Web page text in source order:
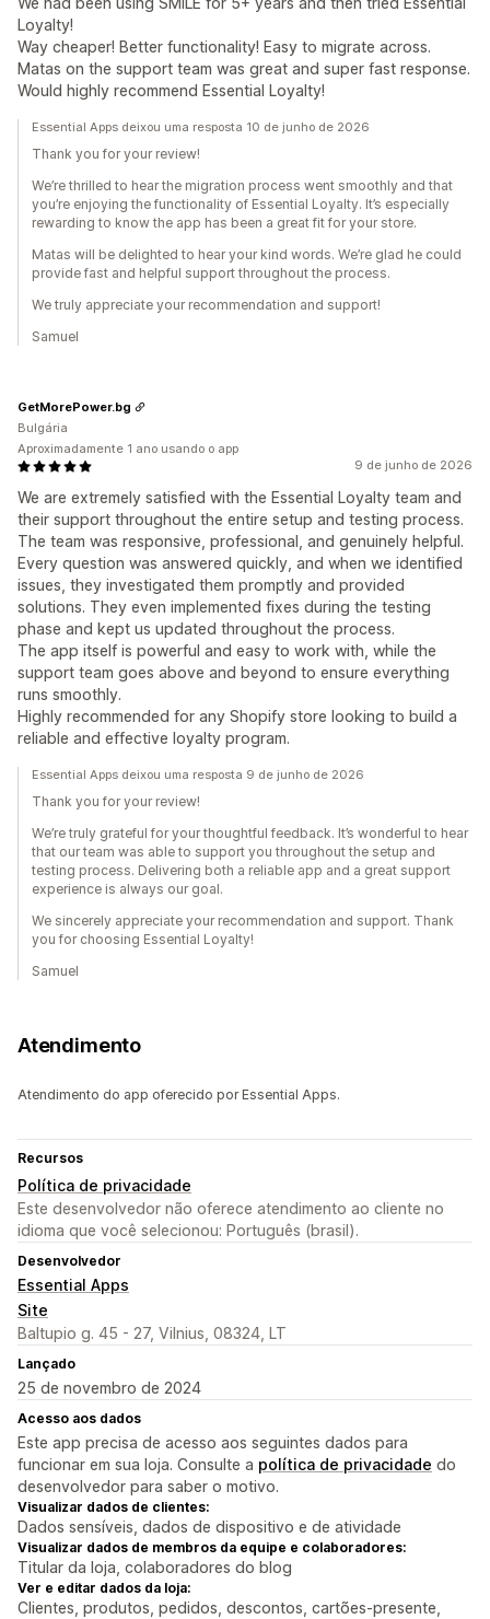
Loyalty!
Way cheaper! Better functionality! Easy to migrate across.
Matas on the support team was great and super fast response.
Would highly recommend Essential Loyalty!
Essential Apps deixou uma resposta 10 de junho de 2026
Thank you for your review!
We’re thrilled to hear the migration process went smoothly and that
you’re enjoying the functionality of Essential Loyalty. It’s especially
rewarding to know the app has been a great fit for your store.
Matas will be delighted to hear your kind words. We’re glad he could
provide fast and helpful support throughout the process.
We truly appreciate your recommendation and support!
Samuel
9 de junho de 2026
We are extremely satisfied with the Essential Loyalty team and
their support throughout the entire setup and testing process.
The team was responsive, professional, and genuinely helpful.
Every question was answered quickly, and when we identified
issues, they investigated them promptly and provided
solutions. They even implemented fixes during the testing
phase and kept us updated throughout the process.
The app itself is powerful and easy to work with, while the
support team goes above and beyond to ensure everything
runs smoothly.
Highly recommended for any Shopify store looking to build a
reliable and effective loyalty program.
GetMorePower.bg
Bulgária
Aproximadamente 1 ano usando o app
Essential Apps deixou uma resposta 9 de junho de 2026
Thank you for your review!
We’re truly grateful for your thoughtful feedback. It’s wonderful to hear
that our team was able to support you throughout the setup and
testing process. Delivering both a reliable app and a great support
experience is always our goal.
We sincerely appreciate your recommendation and support. Thank
you for choosing Essential Loyalty!
Samuel
Atendimento
Atendimento do app oferecido por Essential Apps.
Recursos
Política de privacidade
Este desenvolvedor não oferece atendimento ao cliente no
idioma que você selecionou: Português (brasil).
Desenvolvedor
Essential Apps
Site
Baltupio g. 45 - 27, Vilnius, 08324, LT
Lançado
25 de novembro de 2024
Acesso aos dados
Este app precisa de acesso aos seguintes dados para
funcionar em sua loja. Consulte a política de privacidade do
desenvolvedor para saber o motivo.
Visualizar dados de clientes:
Dados sensíveis, dados de dispositivo e de atividade
Visualizar dados de membros da equipe e colaboradores:
Titular da loja, colaboradores do blog
Ver e editar dados da loja:
Clientes, produtos, pedidos, descontos, cartões-presente,